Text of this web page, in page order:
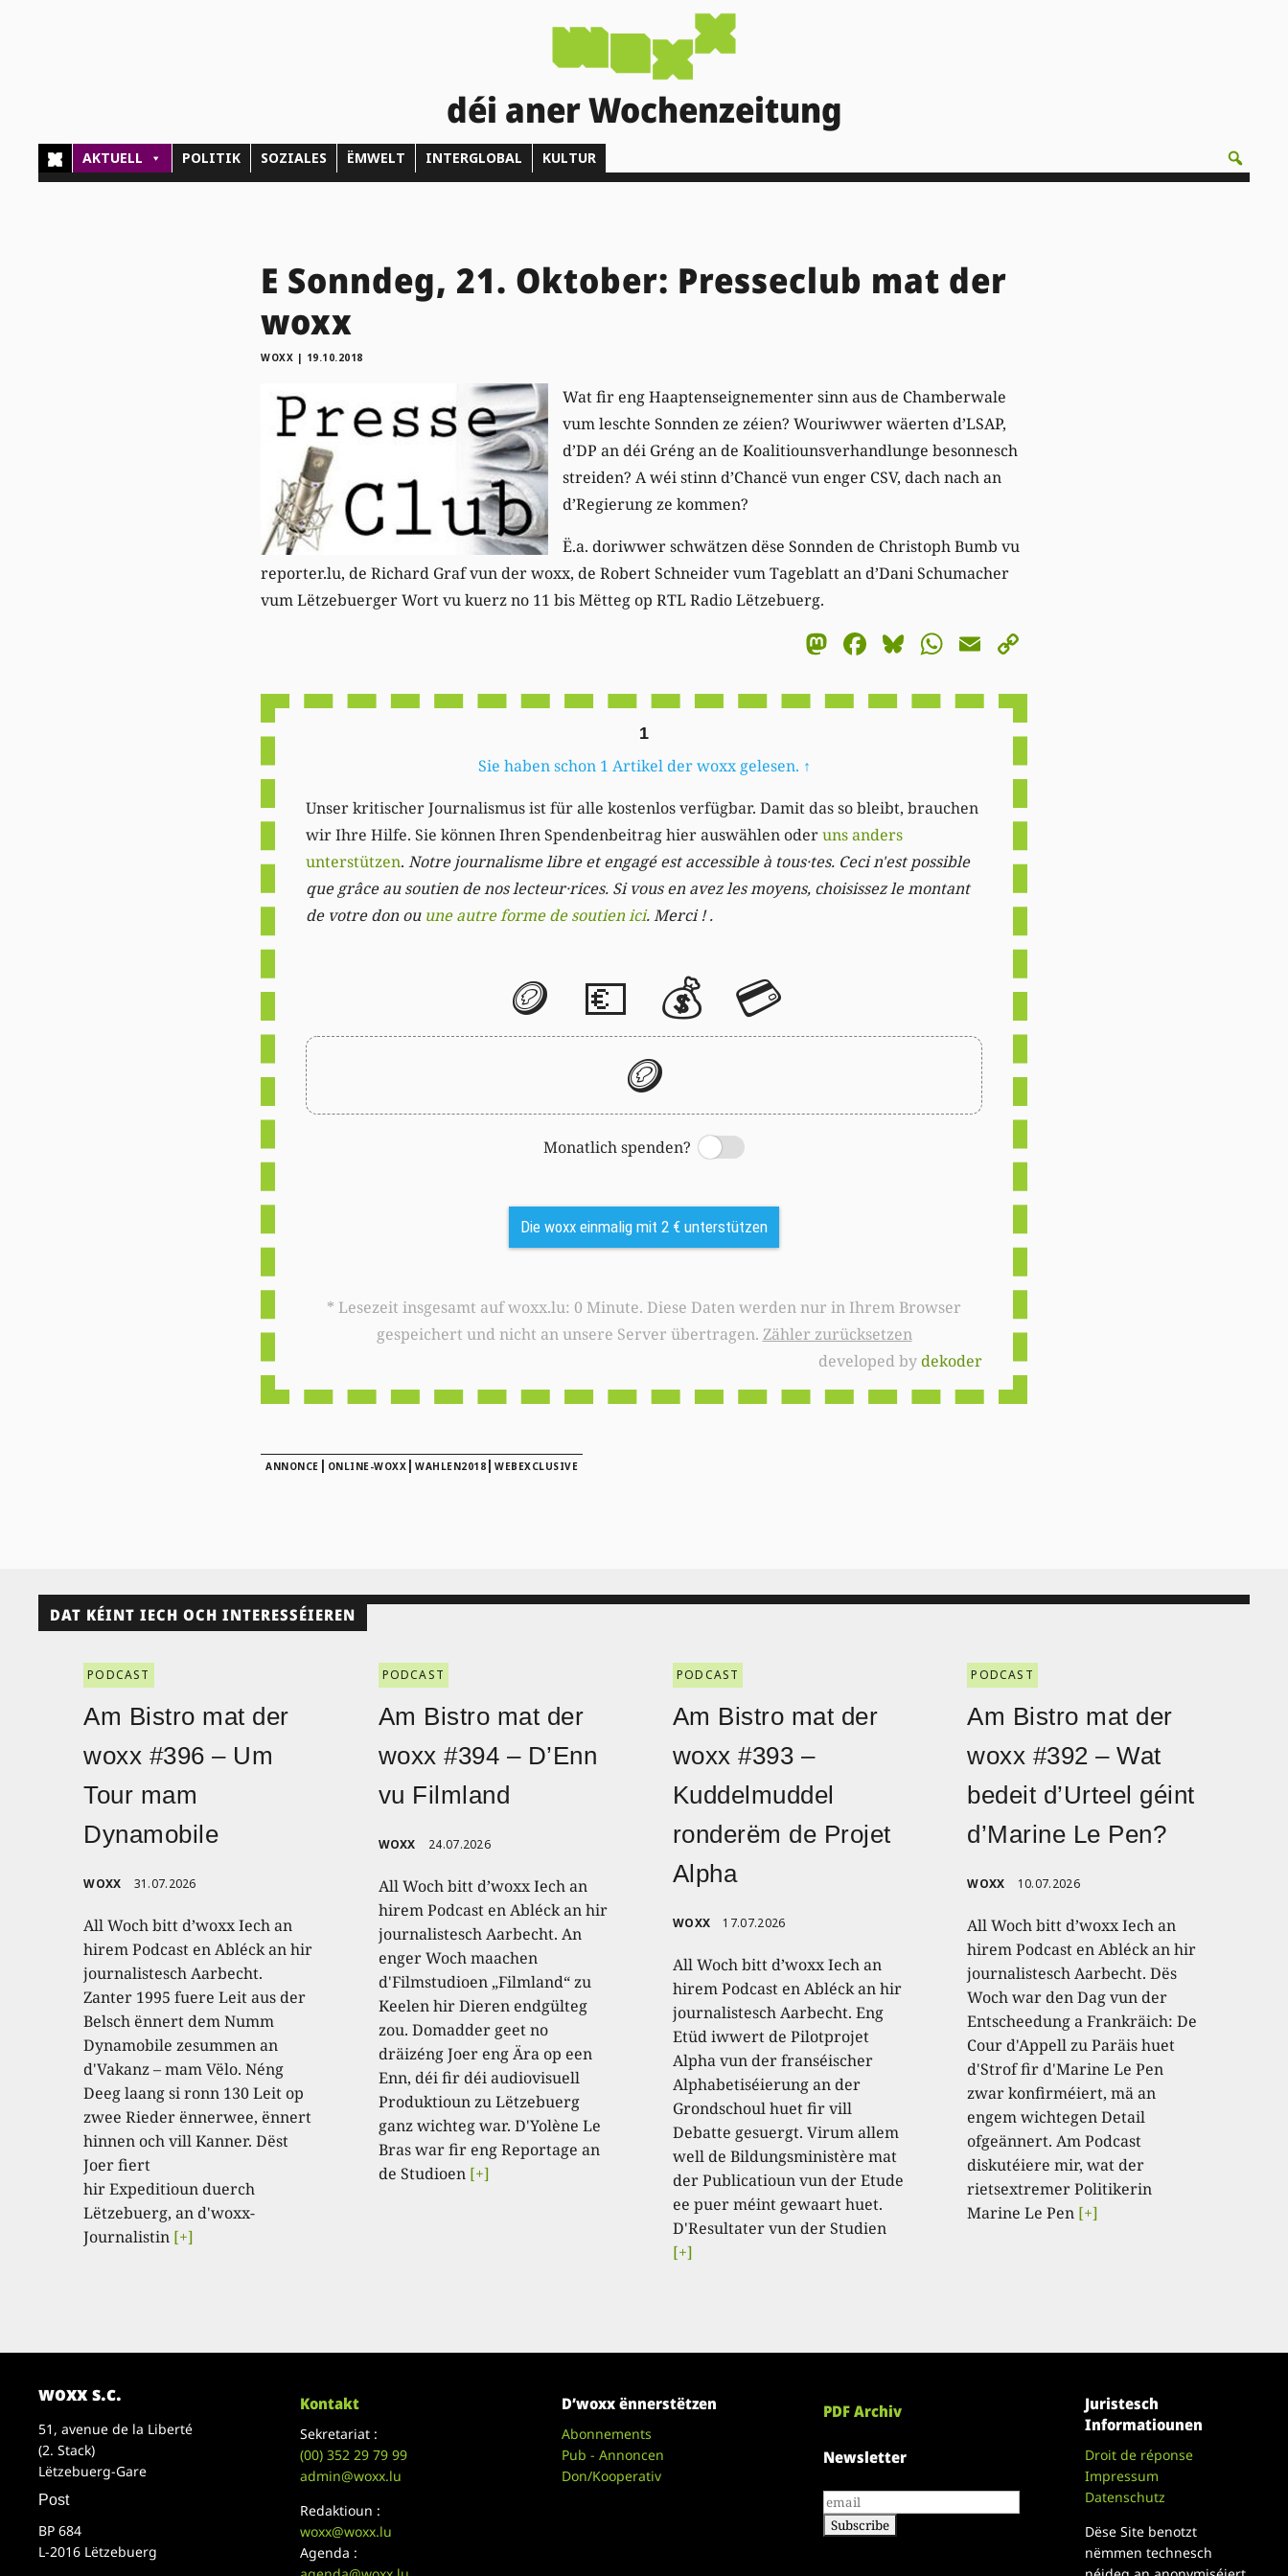
déi aner Wochenzeitung
AKTUELL POLITIK SOZIALES ËMWELT INTERGLOBAL KULTUR
E Sonndeg, 21. Oktober: Presseclub mat der
woxx
WOXX | 19.10.2018
Wat fir eng Haaptenseignementer sinn aus de Chamberwale
vum leschte Sonnden ze zéien? Wouriwwer wäerten d’LSAP,
d’DP an déi Gréng an de Koalitiounsverhandlunge besonnesch
streiden? A wéi stinn d’Chancë vun enger CSV, dach nach an
d’Regierung ze kommen?
Ë.a. doriwwer schwätzen dëse Sonndende Christoph Bumb vu
reporter.lu, de Richard Graf vun der woxx, de Robert Schneider vum Tageblatt an d’Dani Schumacher
vum Lëtzebuerger Wortvu kuerz no 11 bis Mëtteg op RTL Radio Lëtzebuerg.
Mastodon
Facebook
Bluesky
WhatsApp
Email
1
Sie haben schon 1 Artikel der woxx gelesen. ↑
Unser kritischer Journalismus ist für alle kostenlos verfügbar. Damit das so bleibt, brauchen
wir Ihre Hilfe. Sie können Ihren Spendenbeitrag hier auswählen oderuns anders
unterstützen. Notre journalisme libre et engagé est accessible à tous·tes. Ceci n'est possible
que grâce au soutien de nos lecteur·rices. Si vous en avez les moyens, choisissez le montant
de votre don ou une autre forme de soutien ici. Merci ! .
🪙 💶 💰 💳
🪙
Monatlich spenden?
Switch
Die woxx einmalig mit 2 € unterstützen
* Lesezeit insgesamt auf woxx.lu: 0 Minute. Diese Daten werden nur in Ihrem Browser
gespeichert und nicht an unsere Server übertragen. Zähler zurücksetzen
developed bydekoder
ANNONCE | ONLINE-WOXX | WAHLEN2018 | WEBEXCLUSIVE
DAT KÉINT IECH OCH INTERESSÉIEREN
PODCAST
Am Bistro mat der
woxx #396 – Um
Tour mam
Dynamobile
WOXX 31.07.2026
All Woch bitt d’woxx Iech an
hirem Podcast en Abléck an hir
journalistesch Aarbecht.
Zanter 1995 fuere Leit aus der
Belsch ënnert dem Numm
Dynamobile zesummen an
d'Vakanz – mam Vëlo. Néng
Deeg laang si ronn 130 Leit op
zwee Rieder ënnerwee, ënnert
hinnen och vill Kanner. Dëst
Joer fiert
hir Expeditioun duerch
Lëtzebuerg, an d'woxx-
Journalistin [+]
PODCAST
Am Bistro mat der
woxx #394 – D’Enn
vu Filmland
WOXX 24.07.2026
All Woch bitt d’woxx Iech an
hirem Podcast en Abléck an hir
journalistesch Aarbecht. An
enger Woch maachen
d'Filmstudioen „Filmland“ zu
Keelen hir Dieren endgülteg
zou. Domadder geet no
dräizéng Joer eng Ära op een
Enn, déi fir déi audiovisuell
Produktioun zu Lëtzebuerg
ganz wichteg war. D'Yolène Le
Bras war fir eng Reportage an
de Studioen [+]
PODCAST
Am Bistro mat der
woxx #393 –
Kuddelmuddel
ronderëm de Projet
Alpha
WOXX 17.07.2026
All Woch bitt d’woxx Iech an
hirem Podcast en Abléck an hir
journalistesch Aarbecht. Eng
Etüd iwwert de Pilotprojet
Alpha vun der franséischer
Alphabetiséierung an der
Grondschoul huet fir vill
Debatte gesuergt. Virum allem
well de Bildungsministère mat
der Publicatioun vun der Etude
ee puer méint gewaart huet.
D'Resultater vun der Studien
[+]
PODCAST
Am Bistro mat der
woxx #392 – Wat
bedeit d’Urteel géint
d’Marine Le Pen?
WOXX 10.07.2026
All Woch bitt d’woxx Iech an
hirem Podcast en Abléck an hir
journalistesch Aarbecht. Dës
Woch war den Dag vun der
Entscheedung a Frankräich: De
Cour d'Appell zu Paräis huet
d'Strof fir d'Marine Le Pen
zwar konfirméiert, mä an
engem wichtegen Detail
ofgeännert. Am Podcast
diskutéiere mir, wat der
rietsextremer Politikerin
Marine Le Pen [+]
woxx s.c.
51, avenue de la Liberté
(2. Stack)
Lëtzebuerg-Gare
Post
BP 684
L-2016 Lëtzebuerg
Kontakt
Sekretariat :
(00)352 29 79 99
admin@woxx.lu
Redaktioun :
woxx@woxx.lu
Agenda :
D’woxx ënnerstëtzen
Abonnements
Pub - Annoncen
Don/Kooperativ
PDF Archiv
Newsletter
Juristesch
Informatiounen
Droit de réponse
Impressum
Datenschutz
Dëse Site benotzt
nëmmen technesch